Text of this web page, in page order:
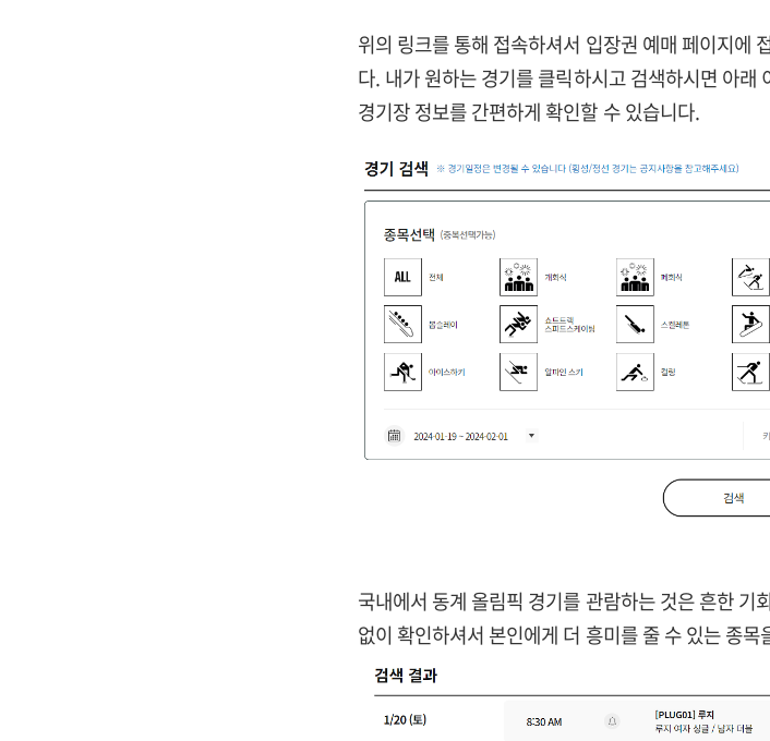
위의 링크를 통해 접속하셔서 입장권 예매 페이지에
다. 내가 원하는 경기를 클릭하시고 검색하시면 아
경기장 정보를 간편하게 확인할 수 있습니다.
국내에서 동계 올림픽 경기를 관람하는 것은 흔한 기
없이 확인하셔서 본인에게 더 흥미를 줄 수 있는 종